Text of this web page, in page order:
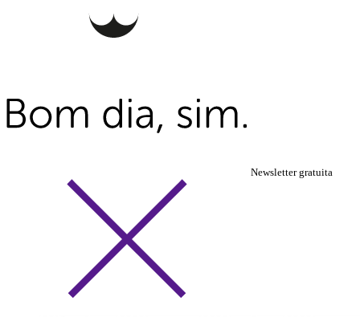
Newsletter gratuita